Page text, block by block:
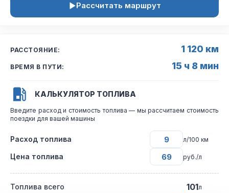
Рассчитать маршрут
РАССТОЯНИЕ: 1 120 км
ВРЕМЯ В ПУТИ: 15 ч 8 мин
КАЛЬКУЛЯТОР ТОПЛИВА
Введите расход и стоимость топлива — мы рассчитаем стоимость
поездки для вашей машины
Расход топлива л/100 км
Цена топлива руб./л
Топлива всего 101л